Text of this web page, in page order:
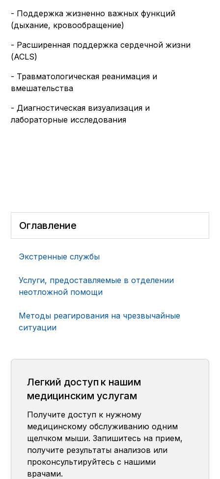
- Поддержка жизненно важных функций
(дыхание, кровообращение)
- Расширенная поддержка сердечной жизни
(ACLS)
- Травматологическая реанимация и
вмешательства
- Диагностическая визуализация и
лабораторные исследования
Оглавление
Экстренные службы
Услуги, предоставляемые в отделении
неотложной помощи
Методы реагирования на чрезвычайные
ситуации
Легкий доступ к нашим
медицинским услугам
Получите доступ к нужному
медицинскому обслуживанию одним
щелчком мыши. Запишитесь на прием,
получите результаты анализов или
проконсультируйтесь с нашими
врачами.